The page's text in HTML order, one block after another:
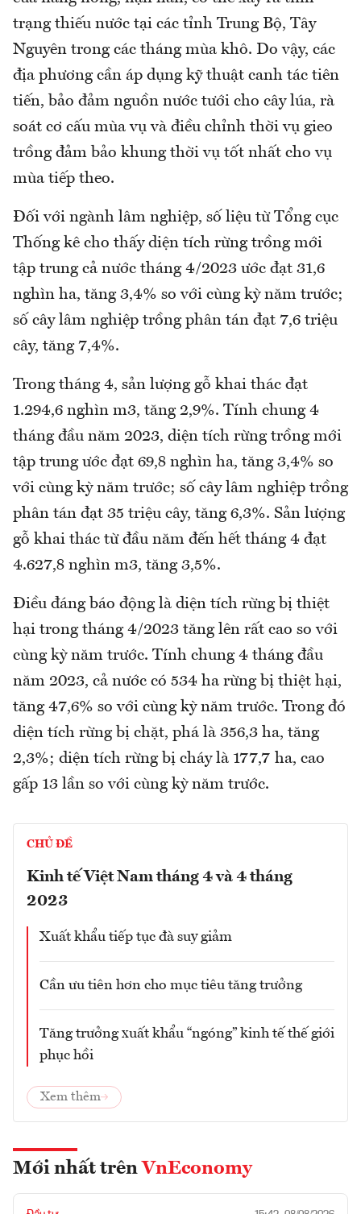
trạng thiếu nước tại các tỉnh Trung Bộ, Tây
Nguyên trong các tháng mùa khô. Do vậy, các
địa phương cần áp dụng kỹ thuật canh tác tiên
tiến, bảo đảm nguồn nước tưới cho cây lúa, rà
soát cơ cấu mùa vụ và điều chỉnh thời vụ gieo
trồng đảm bảo khung thời vụ tốt nhất cho vụ
mùa tiếp theo.
Đối với ngành lâm nghiệp, số liệu từ Tổng cục
Thống kê cho thấy diện tích rừng trồng mới
tập trung cả nước tháng 4/2023 ước đạt 31,6
nghìn ha, tăng 3,4% so với cùng kỳ năm trước;
số cây lâm nghiệp trồng phân tán đạt 7,6 triệu
cây, tăng 7,4%.
Trong tháng 4, sản lượng gỗ khai thác đạt
1.294,6 nghìn m3, tăng 2,9%. Tính chung 4
tháng đầu năm 2023, diện tích rừng trồng mới
tập trung ước đạt 69,8 nghìn ha, tăng 3,4% so
với cùng kỳ năm trước; số cây lâm nghiệp trồng
phân tán đạt 35 triệu cây, tăng 6,3%. Sản lượng
gỗ khai thác từ đầu năm đến hết tháng 4 đạt
4.627,8 nghìn m3, tăng 3,5%.
Điều đáng báo động là diện tích rừng bị thiệt
hại trong tháng 4/2023 tăng lên rất cao so với
cùng kỳ năm trước. Tính chung 4 tháng đầu
năm 2023, cả nước có 534 ha rừng bị thiệt hại,
tăng 47,6% so với cùng kỳ năm trước. Trong đó
diện tích rừng bị chặt, phá là 356,3 ha, tăng
2,3%; diện tích rừng bị cháy là 177,7 ha, cao
gấp 13 lần so với cùng kỳ năm trước.
CHỦ ĐỀ
Kinh tế Việt Nam tháng 4 và 4 tháng
2023
Xuất khẩu tiếp tục đà suy giảm
Cần ưu tiên hơn cho mục tiêu tăng trưởng
Tăng trưởng xuất khẩu “ngóng” kinh tế thế giới
phục hồi
Xem thêm
Mới nhất trên VnEconomy